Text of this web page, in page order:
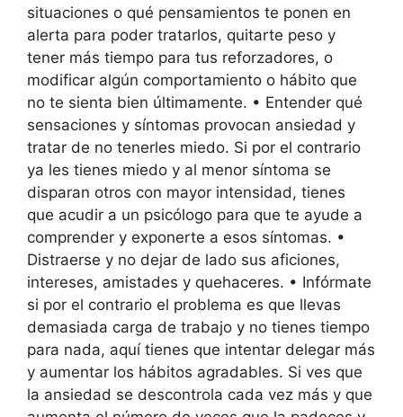
situaciones o qué pensamientos te ponen en
alerta para poder tratarlos, quitarte peso y
tener más tiempo para tus reforzadores, o
modificar algún comportamiento o hábito que
no te sienta bien últimamente. • Entender qué
sensaciones y síntomas provocan ansiedad y
tratar de no tenerles miedo. Si por el contrario
ya les tienes miedo y al menor síntoma se
disparan otros con mayor intensidad, tienes
que acudir a un psicólogo para que te ayude a
comprender y exponerte a esos síntomas. •
Distraerse y no dejar de lado sus aficiones,
intereses, amistades y quehaceres. • Infórmate
si por el contrario el problema es que llevas
demasiada carga de trabajo y no tienes tiempo
para nada, aquí tienes que intentar delegar más
y aumentar los hábitos agradables. Si ves que
la ansiedad se descontrola cada vez más y que